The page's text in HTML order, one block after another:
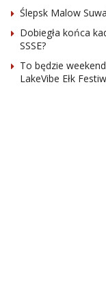
Ślepsk Malow
Dobiegła końca
SSSE?
To będzie
LakeVibe Ełk